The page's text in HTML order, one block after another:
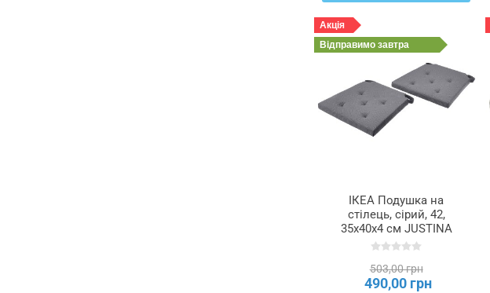
Акція
Відправимо завтра
ІКЕА Подушка на
стілець, сірий, 42,
35x40x4 см JUSTINA
ЮСТИНА, 095.028.13
503,00 грн
490,00 грн